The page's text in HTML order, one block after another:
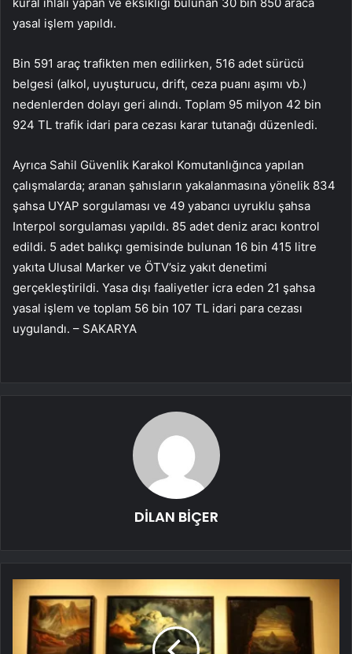
yasal işlem yapıldı.
Bin 591 araç trafikten men edilirken, 516 adet sürücü
belgesi (alkol, uyuşturucu, drift, ceza puanı aşımı vb.)
nedenlerden dolayı geri alındı. Toplam 95 milyon 42 bin
924 TL trafik idari para cezası karar tutanağı düzenledi.
Ayrıca Sahil Güvenlik Karakol Komutanlığınca yapılan
çalışmalarda; aranan şahısların yakalanmasına yönelik 834
şahsa UYAP sorgulaması ve 49 yabancı uyruklu şahsa
Interpol sorgulaması yapıldı. 85 adet deniz aracı kontrol
edildi. 5 adet balıkçı gemisinde bulunan 16 bin 415 litre
yakıta Ulusal Marker ve ÖTV’siz yakıt denetimi
gerçekleştirildi. Yasa dışı faaliyetler icra eden 21 şahsa
yasal işlem ve toplam 56 bin 107 TL idari para cezası
uygulandı. – SAKARYA
DİLAN BİÇER